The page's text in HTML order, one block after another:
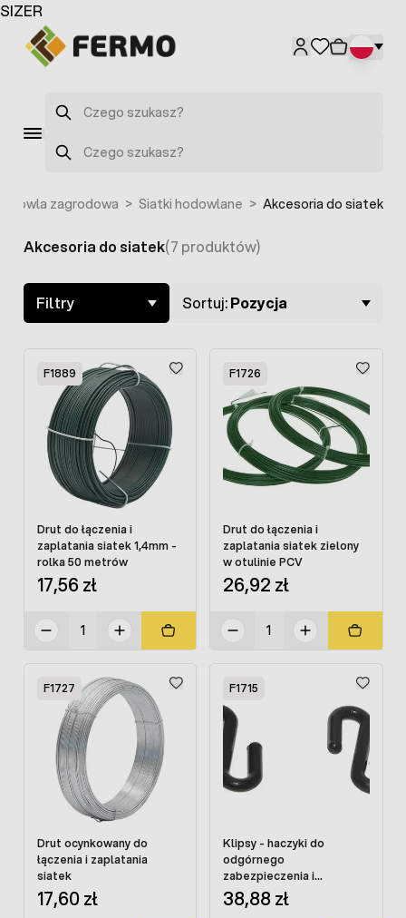
Przejdź do treści
Szukaj
Szukaj
zagrodowa > Siatki hodowlane > Akcesoria do siatek
Skip to product list
Akcesoria do siatek(7 produktów)
Filtry Sortuj:Pozycja
F1889
Drut do łączenia i
zaplatania siatek 1,4mm -
rolka 50 metrów
17,56 zł
F1726
Drut do łączenia i
zaplatania siatek zielony
w otulinie PCV
26,92 zł
F1727
Drut ocynkowany do
łączenia i zaplatania
siatek
17,60 zł
F1715
Klipsy - haczyki do
odgórnego
zabezpieczenia i
mocowania siatek
wolierowych
38,88 zł
SIZER